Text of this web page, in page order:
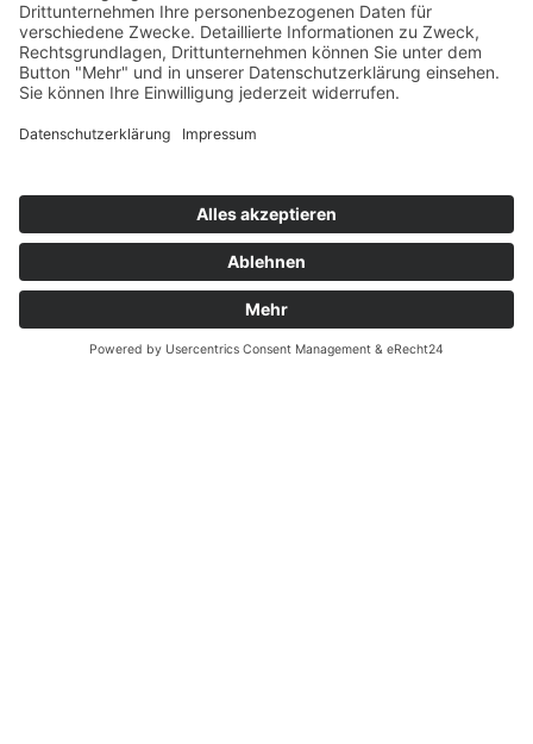
Zahnärzte Potsdam
Zahnarzt Suche
Notdienste Potsdam
Wussten Sie schon?
Zahnarzt Lexikon
©2026 Zahnärzte Potsdam